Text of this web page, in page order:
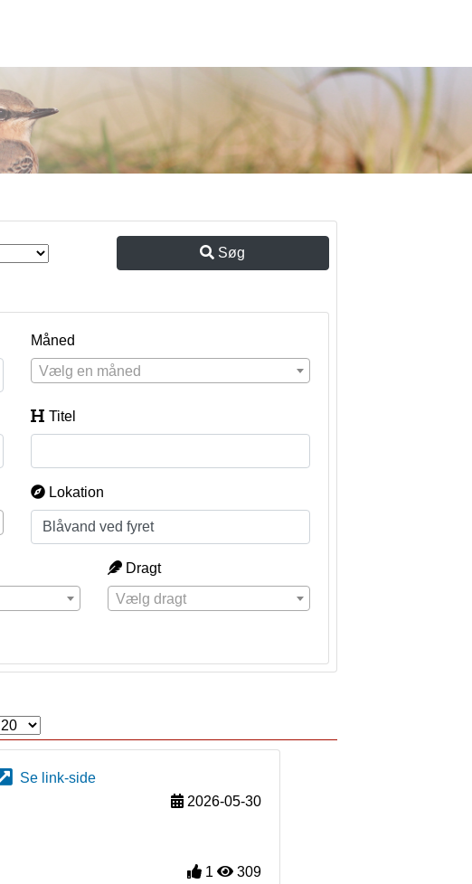
Søg
Måned
Vælg en måned
Titel
Lokation
Dragt
Vælg dragt
Se link-side
2026-05-30
1 309